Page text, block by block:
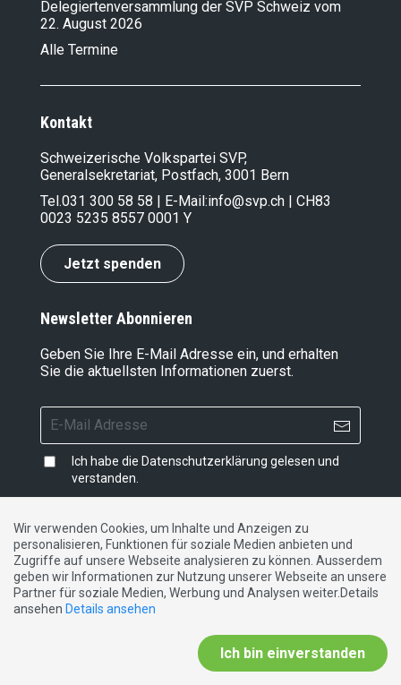
Delegiertenversammlung der SVP Schweiz vom
22. August 2026
Alle Termine
Kontakt
Schweizerische Volkspartei SVP,
Generalsekretariat, Postfach, 3001 Bern
Tel.031 300 58 58 | E-Mail:info@svp.ch | CH83
0023 5235 8557 0001 Y
Jetzt spenden
Newsletter Abonnieren
Geben Sie Ihre E-Mail Adresse ein, und erhalten
Sie die aktuellsten Informationen zuerst.
Ich habe die Datenschutzerklärung gelesen und
verstanden.
Impressum|Datenschutzerklärung|Kontakt
DE FR IT
Wir verwenden Cookies, um Inhalte und Anzeigen zu
personalisieren, Funktionen für soziale Medien anbieten und
Zugriffe auf unsere Webseite analysieren zu können. Ausserdem
geben wir Informationen zur Nutzung unserer Webseite an unsere
Partner für soziale Medien, Werbung und Analysen weiter.Details
ansehen Details ansehen
Ich bin einverstanden